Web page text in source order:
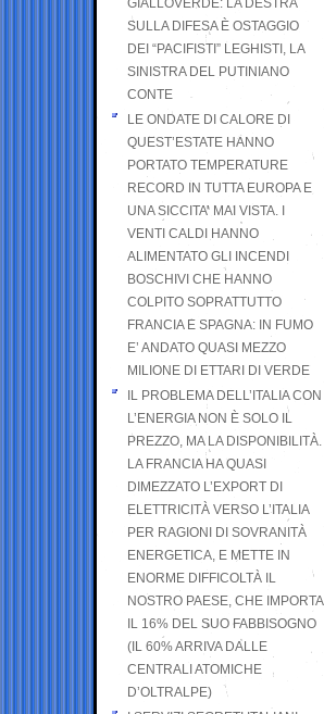
GIALLOVERDE: LA DESTRA
SULLA DIFESA È OSTAGGIO
DEI “PACIFISTI” LEGHISTI, LA
SINISTRA DEL PUTINIANO
CONTE
LE ONDATE DI CALORE DI
QUEST’ESTATE HANNO
PORTATO TEMPERATURE
RECORD IN TUTTA EUROPA E
UNA SICCITA’ MAI VISTA. I
VENTI CALDI HANNO
ALIMENTATO GLI INCENDI
BOSCHIVI CHE HANNO
COLPITO SOPRATTUTTO
FRANCIA E SPAGNA: IN FUMO
E’ ANDATO QUASI MEZZO
MILIONE DI ETTARI DI VERDE
IL PROBLEMA DELL’ITALIA CON
L’ENERGIA NON È SOLO IL
PREZZO, MA LA DISPONIBILITÀ.
LA FRANCIA HA QUASI
DIMEZZATO L’EXPORT DI
ELETTRICITÀ VERSO L’ITALIA
PER RAGIONI DI SOVRANITÀ
ENERGETICA, E METTE IN
ENORME DIFFICOLTÀ IL
NOSTRO PAESE, CHE IMPORTA
IL 16% DEL SUO FABBISOGNO
(IL 60% ARRIVA DALLE
CENTRALI ATOMICHE
D’OLTRALPE)